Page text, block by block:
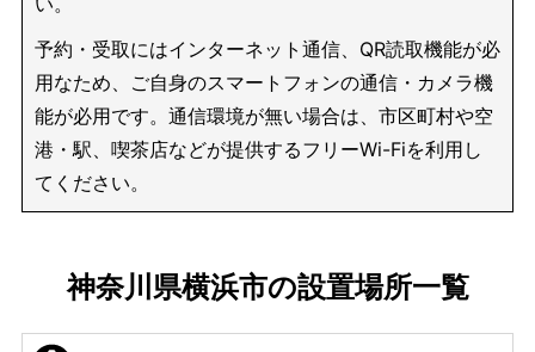
予約・受取にはインターネット通信、QR読取機能が必
用なため、ご自身のスマートフォンの通信・カメラ機
能が必用です。通信環境が無い場合は、市区町村や空
港・駅、喫茶店などが提供するフリーWi-Fiを利用し
てください。
神奈川県横浜市の設置場所一覧